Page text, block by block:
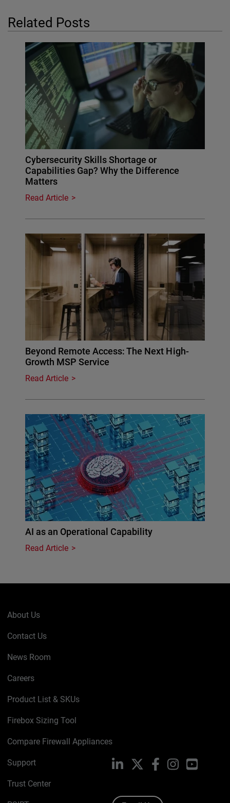
Related Posts
Cybersecurity Skills Shortage or
Capabilities Gap? Why the Difference
Matters
Read Article
Beyond Remote Access: The Next High-
Growth MSP Service
Read Article
AI as an Operational Capability
Read Article
About Us
Contact Us
News Room
Careers
Product List & SKUs
Firebox Sizing Tool
Compare Firewall Appliances
Support
Trust Center
LinkedIn FacebookInstagramYouTube